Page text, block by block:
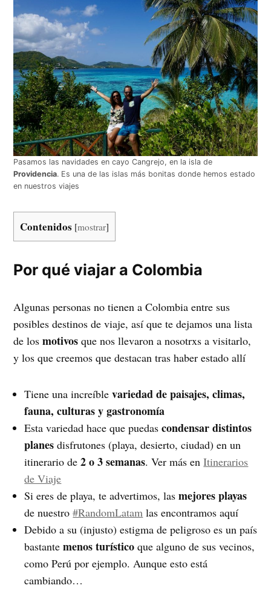
Pasamos las navidades en cayo Cangrejo, en la isla de
Providencia. Es una de las islas más bonitas donde hemos estado
en nuestros viajes
Contenidos [mostrar]
Por qué viajar a Colombia
Algunas personas no tienen a Colombia entre sus
posibles destinos de viaje, así que te dejamos una lista
de losmotivos que nos llevaron a nosotrxs a visitarlo,
y los que creemos que destacan tras haber estado allí
Tiene una increíblevariedad de paisajes, climas,
fauna, culturas y gastronomía
Esta variedad hace que puedascondensar distintos
planes disfrutones (playa, desierto, ciudad) en un
itinerario de2 o 3 semanas. Ver más enItinerarios
de Viaje
Si eres de playa, te advertimos, lasmejores playas
de nuestro#RandomLatam las encontramos aquí
Debido a su (injusto) estigma de peligroso es un país
bastantemenos turístico que alguno de sus vecinos,
como Perú por ejemplo. Aunque esto está
cambiando…